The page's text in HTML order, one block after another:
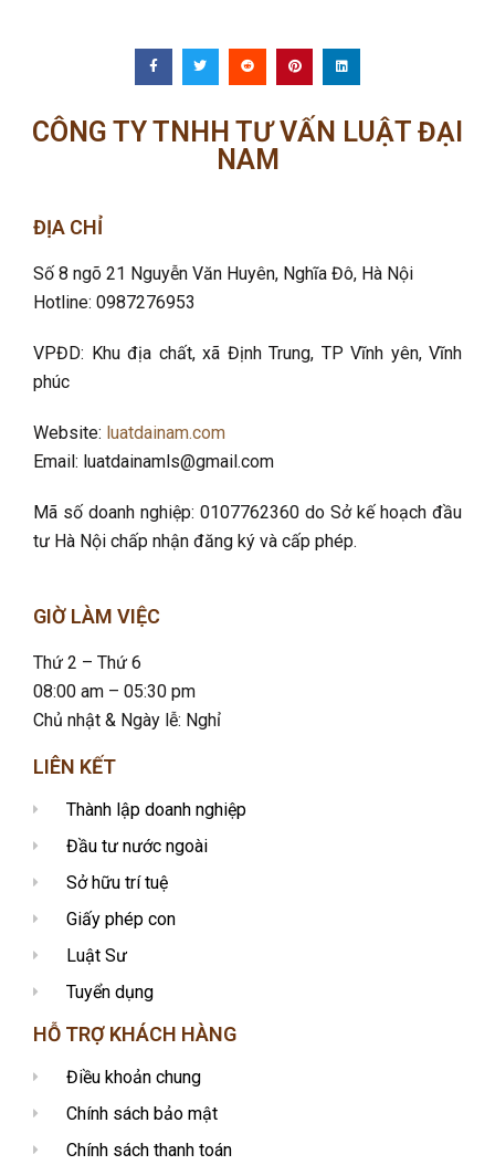
CÔNG TY TNHH TƯ VẤN LUẬT ĐẠI
NAM
ĐỊA CHỈ
Số 8 ngõ 21 Nguyễn Văn Huyên, Nghĩa Đô, Hà Nội
Hotline: 0987276953
VPĐD: Khu địa chất, xã Định Trung, TP Vĩnh yên, Vĩnh
phúc
Website: luatdainam.com
Email: luatdainamls@gmail.com
Mã số doanh nghiệp: 0107762360 do Sở kế hoạch đầu
tư Hà Nội chấp nhận đăng ký và cấp phép.
GIỜ LÀM VIỆC
Thứ 2 – Thứ 6
08:00 am – 05:30 pm
Chủ nhật & Ngày lễ: Nghỉ
LIÊN KẾT
Thành lập doanh nghiệp
Đầu tư nước ngoài
Sở hữu trí tuệ
Giấy phép con
Luật Sư
Tuyển dụng
HỖ TRỢ KHÁCH HÀNG
Điều khoản chung
Chính sách bảo mật
Chính sách thanh toán